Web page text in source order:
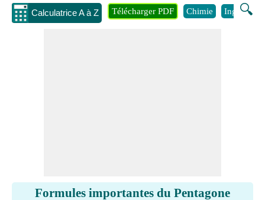
Calculatrice A à Z 🔍
Télécharger PDF Chimie Ingénierie
Formules importantes du Pentagone